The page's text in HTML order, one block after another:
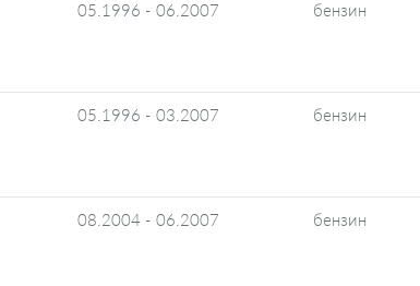
05.1996 - 06.2007 бензин
05.1996 - 03.2007 бензин
08.2004 - 06.2007 бензин